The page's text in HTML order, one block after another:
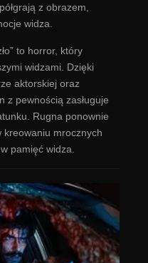
z obrazem,
widza.
to horror, który
widzami. Dzięki
aktorskiej oraz
z pewnością zasługuje
Rugna ponownie
kreowaniu mrocznych
pamięć widza.